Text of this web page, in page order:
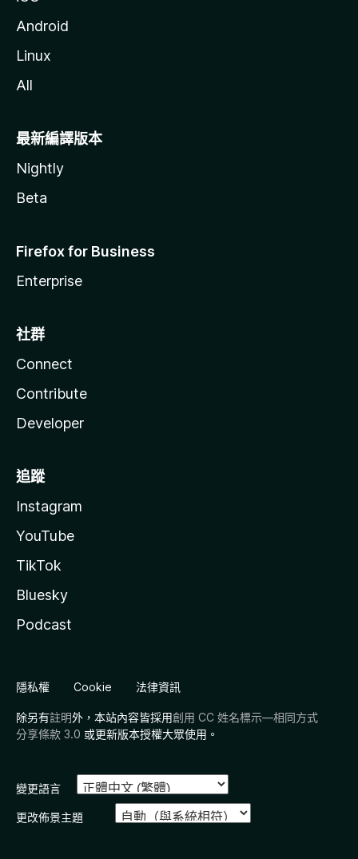
Android
Linux
All
最新編譯版本
Nightly
Beta
Firefox for Business
Enterprise
社群
Connect
Contribute
Developer
追蹤
Instagram
YouTube
TikTok
Bluesky
Podcast
隱私權 Cookie 法律資訊
除另有註明外，本站內容皆採用創用 CC 姓名標示—相同方式
分享條款 3.0 或更新版本授權大眾使用。
變更語言
更改佈景主題